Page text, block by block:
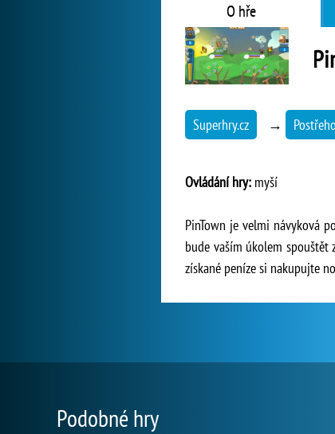
O hře
Superhry.cz →
Ovládání hry: myší
PinTown je velmi návyková
bude vaším úkolem spouštět
získané peníze si nakupujte
Podobné hry